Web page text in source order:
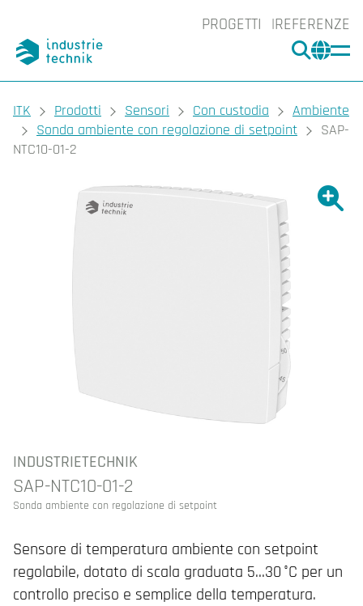
PROGETTI REFERENZE
CERCA
You are here:
ITK Prodotti Sensori Con custodia
Ambiente
Sonda ambiente con regolazione di setpoint
SAP-
NTC10-01-2
INDUSTRIETECHNIK
SAP-NTC10-01-2
Sonda ambiente con regolazione di setpoint
Sensore di temperatura ambiente con setpoint
regolabile, dotato di scala graduata 5…30 °C per un
controllo preciso e semplice della temperatura.